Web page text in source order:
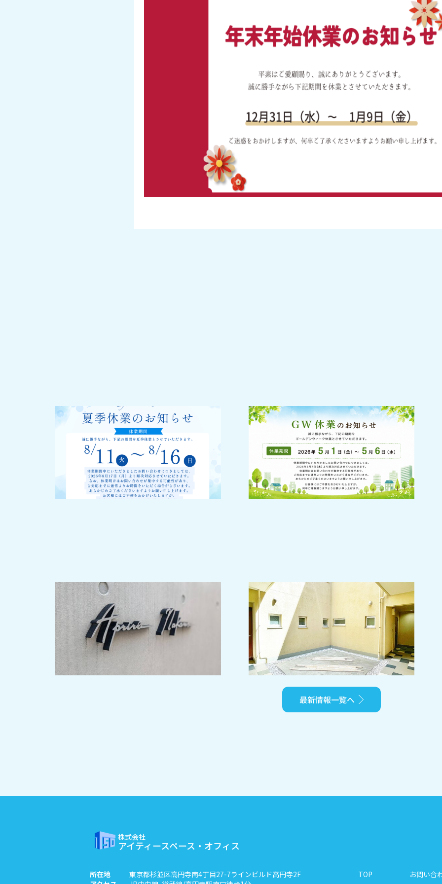
平素より大変お世話になっております。
誠に勝手ながら、当社では年末年始につき、下記の期間を休業とさせていただきま
2025年12月31日（水）～2026年1月9日（金）
休業期間中にいただいたお問い合わせにつきましては、
2026年1月10日（土）より順次対応いたします。
本年中のご愛顧に心より御礼申し上げます。
来年も変わらぬご高配を賜りますよう、何卒よろしくお願い申し上げます。
2026-07-31
夏季休業のお知らせ
2026-04-20
GW休業のお知らせ
2024-10-28
駅前再開発で目が離せない人気の中野駅で
人気の1LDKタイプの募集開始！施工は安心
の大成建設♪
2024-10-19
吹き抜けの中庭がスタイリッシュな空間を
演出♪三軒茶屋も徒歩圏内の好立地に人気
のオートロックマンション登場♪
最新情報一覧へ
株式会社
アイティースペース・オフィス
所在地 東京都杉並区高円寺南4丁目27-7ラインビルド高円寺2F
TOP
お問い合